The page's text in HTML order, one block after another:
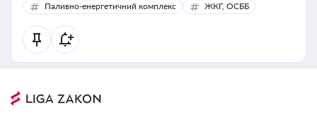
Паливно-енергетичний комплекс ЖКГ, ОСББ